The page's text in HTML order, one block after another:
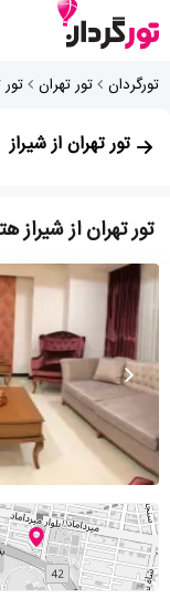
تورگردان تور تهران تور
تور تهران از شیراز
تور تهران از شیراز